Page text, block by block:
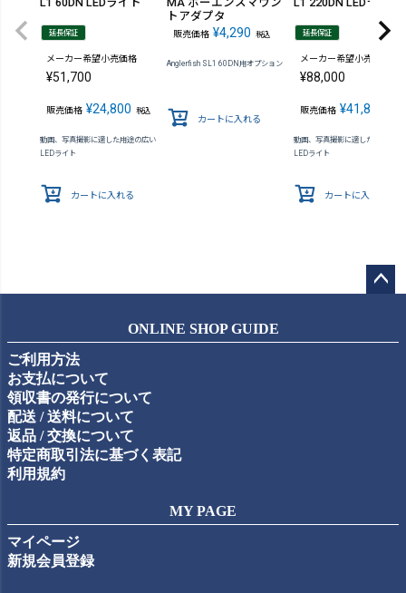
延長保証
メーカー希望小売価格
¥51,700
販売価格 ¥24,800 税込
動画、写真撮影に適した用途の広い
LEDライト
カートに入れる
トアダプタ
販売価格 ¥4,290 税込
Anglerfish SL1 60DN用オプション
カートに入れる
延長保証
メーカー希望小売価格
¥88,000
販売価格 ¥41,800
動画、写真撮影に適した用途の広
LEDライト
カートに入れる
ップ
ONLINE SHOP GUIDE
ご利用方法
お支払について
領収書の発行について
配送 / 送料について
返品 / 交換について
特定商取引法に基づく表記
利用規約
MY PAGE
マイページ
新規会員登録